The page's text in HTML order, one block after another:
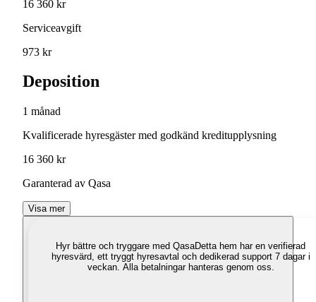
16 360 kr
Serviceavgift
973 kr
Deposition
1 månad
Kvalificerade hyresgäster med godkänd kreditupplysning
16 360 kr
Garanterad av Qasa
Visa mer
Hyr bättre och tryggare med QasaDetta hem har en verifierad
hyresvärd, ett tryggt hyresavtal och dedikerad support 7 dagar i
veckan. Alla betalningar hanteras genom oss.